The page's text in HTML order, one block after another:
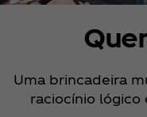
Uma brincadeira
raciocínio lógico